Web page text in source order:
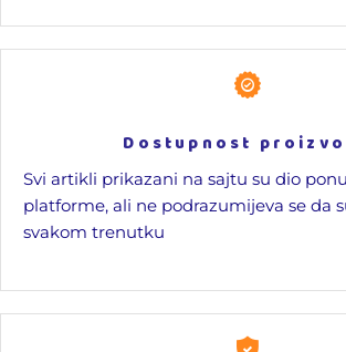
Dostupnost
Svi artikli prikazani na sajtu su dio
platforme, ali ne podrazumijeva se da
svakom trenutku